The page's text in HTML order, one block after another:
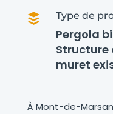
 Type de
Pergola
Structure
muret
À Mont-de-